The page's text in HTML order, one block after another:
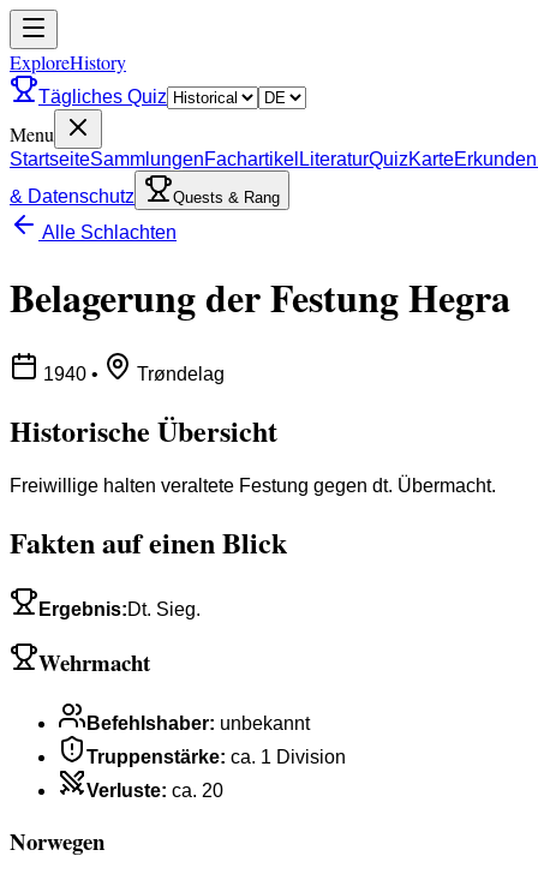
ExploreHistory
Tägliches Quiz
Menu
StartseiteSammlungenFachartikel LiteraturQuizKarteErkunden
& Datenschutz
Quests & Rang
Alle Schlachten
Belagerung der Festung Hegra
1940 • Trøndelag
Historische Übersicht
Freiwillige halten veraltete Festung gegen dt. Übermacht.
Fakten auf einen Blick
Ergebnis:Dt. Sieg.
Wehrmacht
Befehlshaber: unbekannt
Truppenstärke: ca. 1 Division
Verluste: ca. 20
Norwegen